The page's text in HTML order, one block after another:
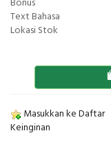
Bonus
Text Bahasa
Lokasi Stok
Masukkan ke Daftar
Keinginan